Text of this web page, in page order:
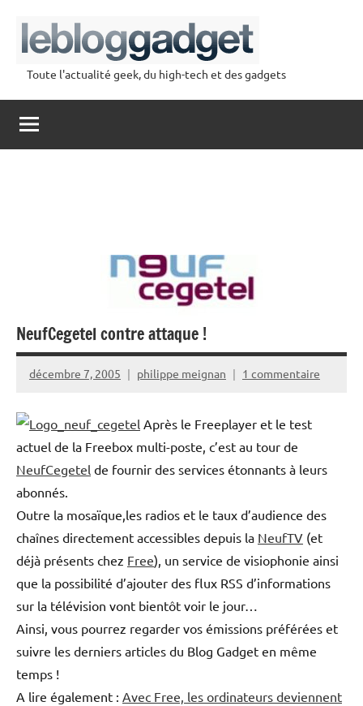
contenu
lebloggadget
Toute l'actualité geek, du high-tech et des gadgets
NeufCegetel contre attaque !
décembre 7, 2005 philippe meignan 1 commentaire
Après le Freeplayer et le test
actuel de la Freebox multi-poste, c’est au tour de
NeufCegetel de fournir des services étonnants à leurs
abonnés.
Outre la mosaïque,les radios et le taux d’audience des
chaînes directement accessibles depuis la NeufTV (et
déjà présents chez Free), un service de visiophonie ainsi
que la possibilité d’ajouter des flux RSS d’informations
sur la télévision vont bientôt voir le jour…
Ainsi, vous pourrez regarder vos émissions préférées et
suivre les derniers articles du Blog Gadget en même
temps !
A lire également : Avec Free, les ordinateurs deviennent